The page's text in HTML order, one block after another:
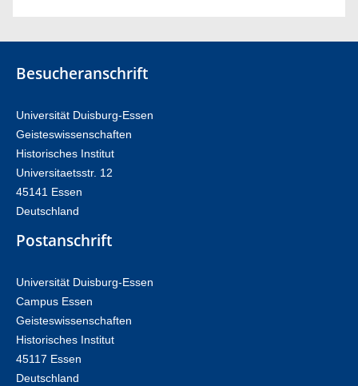
Besucheranschrift
Universität Duisburg-Essen
Geisteswissenschaften
Historisches Institut
Universitaetsstr. 12​​
45141 Essen
Deutschland
Postanschrift
Universität Duisburg-Essen
Campus Essen
Geisteswissenschaften
Historisches Institut
45117 Essen
Deutschland